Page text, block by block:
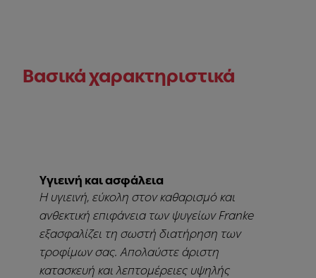
Βασικά χαρακτηριστικά
Υγιεινή και ασφάλεια
Η υγιεινή, εύκολη στον καθαρισμό και
ανθεκτική επιφάνεια των ψυγείων Franke
εξασφαλίζει τη σωστή διατήρηση των
τροφίμων σας. Απολαύστε άριστη
κατασκευή και λεπτομέρειες υψηλής